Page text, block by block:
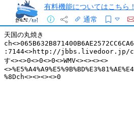
有料機能についてはこちら！
通常